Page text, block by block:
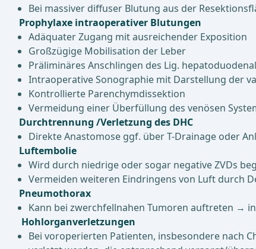
Bei massiver diffuser Blutung aus der
Prophylaxe intraoperativer Blutungen
Adäquater Zugang mit ausreichender Exposition
Großzügige Mobilisation der Leber
Präliminäres Anschlingen des Lig.
Intraoperative Sonographie mit Darstellung der
Kontrollierte Parenchymdissektion
Vermeidung einer Überfüllung des venösen
Durchtrennung /Verletzung des DHC
Direkte Anastomose ggf. über T-Drainage oder
Luftembolie
Wird durch niedrige oder sogar negative ZVDs
Vermeiden weiteren Eindringens von Luft durch
Pneumothorax
Kann bei zwerchfellnahen Tumoren auftreten →
Hohlorganverletzungen
Bei voroperierten Patienten, insbesondere nach